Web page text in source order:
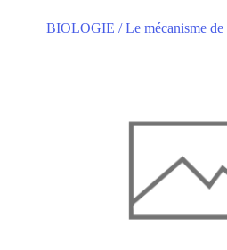
BIOLOGIE / Le mécanisme de